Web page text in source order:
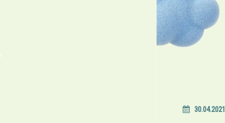
30.04.2021